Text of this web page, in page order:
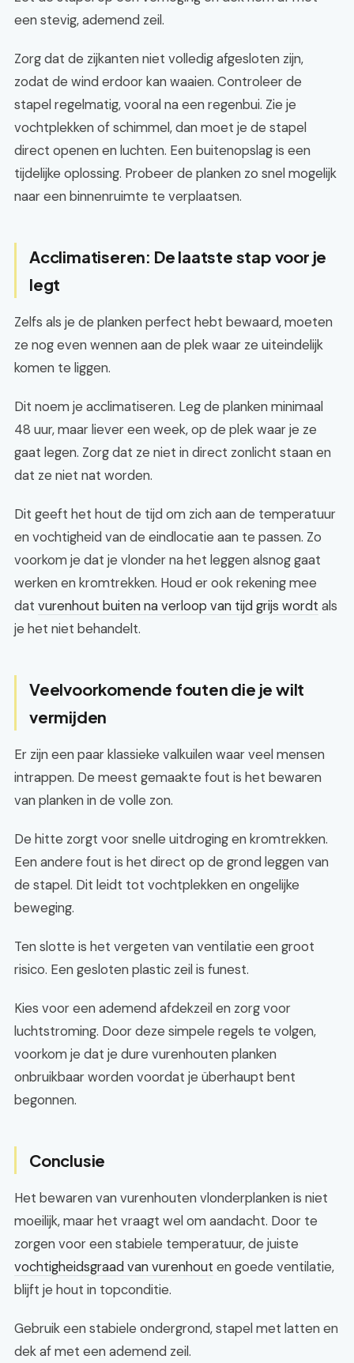
een stevig, ademend zeil.
Zorg dat de zijkanten niet volledig afgesloten zijn,
zodat de wind erdoor kan waaien. Controleer de
stapel regelmatig, vooral na een regenbui. Zie je
vochtplekken of schimmel, dan moet je de stapel
direct openen en luchten. Een buitenopslag is een
tijdelijke oplossing. Probeer de planken zo snel mogelijk
naar een binnenruimte te verplaatsen.
Acclimatiseren: De laatste stap voor je
legt
Zelfs als je de planken perfect hebt bewaard, moeten
ze nog even wennen aan de plek waar ze uiteindelijk
komen te liggen.
Dit noem je acclimatiseren. Leg de planken minimaal
48 uur, maar liever een week, op de plek waar je ze
gaat legen. Zorg dat ze niet in direct zonlicht staan en
dat ze niet nat worden.
Dit geeft het hout de tijd om zich aan de temperatuur
en vochtigheid van de eindlocatie aan te passen. Zo
voorkom je dat je vlonder na het leggen alsnog gaat
werken en kromtrekken. Houd er ook rekening mee
dat vurenhout buiten na verloop van tijd grijs wordt als
je het niet behandelt.
Veelvoorkomende fouten die je wilt
vermijden
Er zijn een paar klassieke valkuilen waar veel mensen
intrappen. De meest gemaakte fout is het bewaren
van planken in de volle zon.
De hitte zorgt voor snelle uitdroging en kromtrekken.
Een andere fout is het direct op de grond leggen van
de stapel. Dit leidt tot vochtplekken en ongelijke
beweging.
Ten slotte is het vergeten van ventilatie een groot
risico. Een gesloten plastic zeil is funest.
Kies voor een ademend afdekzeil en zorg voor
luchtstroming. Door deze simpele regels te volgen,
voorkom je dat je dure vurenhouten planken
onbruikbaar worden voordat je überhaupt bent
begonnen.
Conclusie
Het bewaren van vurenhouten vlonderplanken is niet
moeilijk, maar het vraagt wel om aandacht. Door te
zorgen voor een stabiele temperatuur, de juiste
vochtigheidsgraad van vurenhout en goede ventilatie,
blijft je hout in topconditie.
Gebruik een stabiele ondergrond, stapel met latten en
dek af met een ademend zeil.